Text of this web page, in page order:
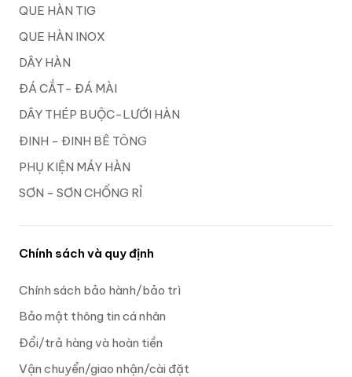
QUE HÀN TIG
QUE HÀN INOX
DÂY HÀN
ĐÁ CẮT- ĐÁ MÀI
DÂY THÉP BUỘC-LƯỚI HÀN
ĐINH - ĐINH BÊ TÔNG
PHỤ KIỆN MÁY HÀN
SƠN - SƠN CHỐNG RỈ
Chính sách và quy định
Chính sách bảo hành/bảo trì
Bảo mật thông tin cá nhân
Đổi/trả hàng và hoàn tiền
Vận chuyển/giao nhận/cài đặt